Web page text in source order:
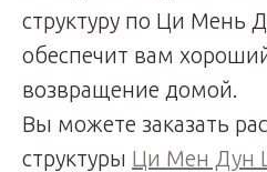
структуру по Ци Мень
обеспечит вам
возвращение домой.
Вы можете заказать
структуры Ци Мен Дун